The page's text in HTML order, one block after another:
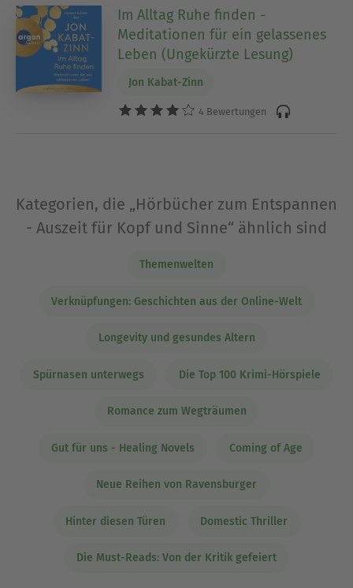
Im Alltag Ruhe finden -
Meditationen für ein gelassenes
Leben (Ungekürzte Lesung)
Jon Kabat-Zinn
4 Bewertungen
Kategorien, die „Hörbücher zum Entspannen
- Auszeit für Kopf und Sinne“ ähnlich sind
Themenwelten
Verknüpfungen: Geschichten aus der Online-Welt
Longevity und gesundes Altern
Spürnasen unterwegs Die Top 100 Krimi-Hörspiele
Romance zum Wegträumen
Gut für uns - Healing Novels Coming of Age
Neue Reihen von Ravensburger
Hinter diesen Türen Domestic Thriller
Die Must-Reads: Von der Kritik gefeiert